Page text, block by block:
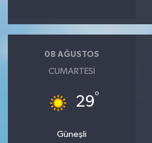
08 AĞUSTOS
CUMARTESI
29°
Güneşli